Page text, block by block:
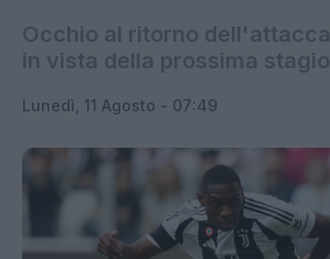
Occhio al ritorno
in vista della prossima
Lunedì, 11 Agosto - 07:49